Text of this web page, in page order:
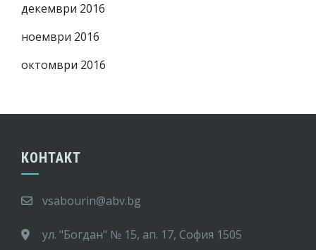
декември 2016
ноември 2016
октомври 2016
КОНТАКТ
vsabourin@abv.bg
ул. "Богдан" № 15, ап. 17, София 1505